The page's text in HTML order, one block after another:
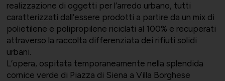
realizzazione di oggetti per l’arredo urbano, tutti
caratterizzati dall’essere prodotti a partire da un mix di
polietilene e polipropilene riciclati al 100% e recuperati
attraverso la raccolta differenziata dei rifiuti solidi
urbani.
L’opera, ospitata temporaneamente nella splendida
cornice verde di Piazza di Siena a Villa Borghese
Altre partecipazioni societarie
Unimatica
Qualità, sicurezza e ambiente